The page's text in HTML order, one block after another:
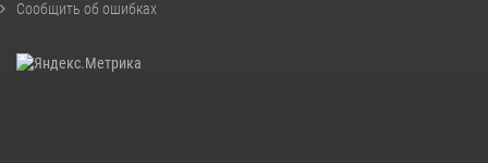
Сообщить об ошибках